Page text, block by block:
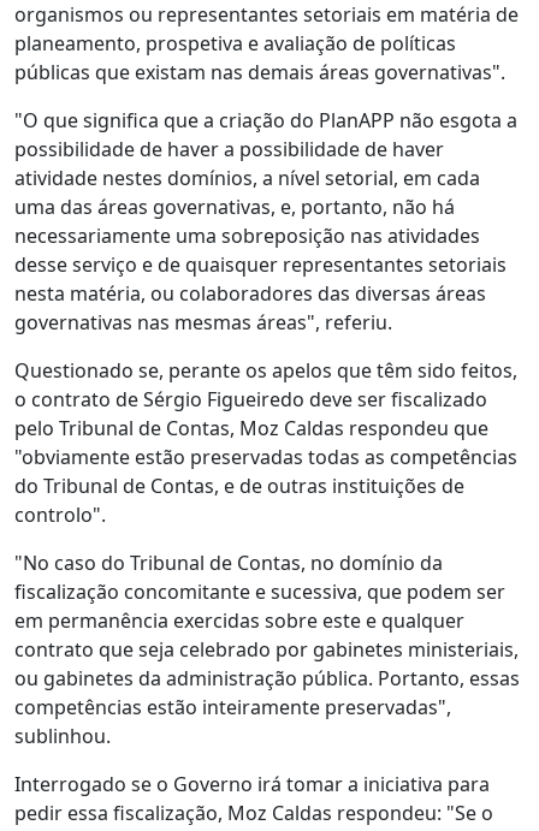
organismos ou representantes setoriais em matéria de
planeamento, prospetiva e avaliação de políticas
públicas que existam nas demais áreas governativas".
"O que significa que a criação do PlanAPP não esgota a
possibilidade de haver a possibilidade de haver
atividade nestes domínios, a nível setorial, em cada
uma das áreas governativas, e, portanto, não há
necessariamente uma sobreposição nas atividades
desse serviço e de quaisquer representantes setoriais
nesta matéria, ou colaboradores das diversas áreas
governativas nas mesmas áreas", referiu.
Questionado se, perante os apelos que têm sido feitos,
o contrato de Sérgio Figueiredo deve ser fiscalizado
pelo Tribunal de Contas, Moz Caldas respondeu que
"obviamente estão preservadas todas as competências
do Tribunal de Contas, e de outras instituições de
controlo".
"No caso do Tribunal de Contas, no domínio da
fiscalização concomitante e sucessiva, que podem ser
em permanência exercidas sobre este e qualquer
contrato que seja celebrado por gabinetes ministeriais,
ou gabinetes da administração pública. Portanto, essas
competências estão inteiramente preservadas",
sublinhou.
Interrogado se o Governo irá tomar a iniciativa para
pedir essa fiscalização, Moz Caldas respondeu: "Se o